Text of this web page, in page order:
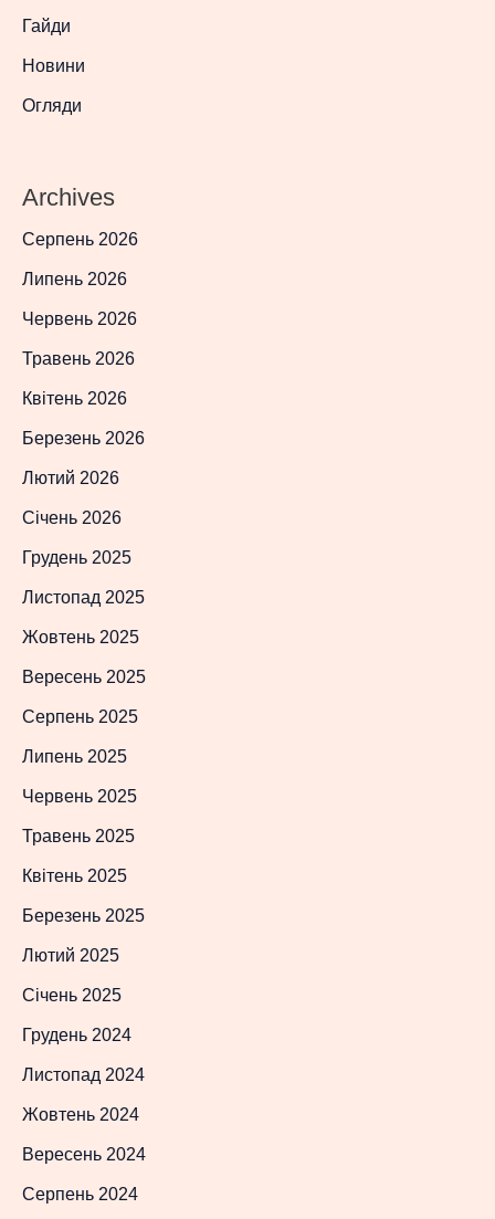
Гайди
Новини
Огляди
Archives
Серпень 2026
Липень 2026
Червень 2026
Травень 2026
Квітень 2026
Березень 2026
Лютий 2026
Січень 2026
Грудень 2025
Листопад 2025
Жовтень 2025
Вересень 2025
Серпень 2025
Липень 2025
Червень 2025
Травень 2025
Квітень 2025
Березень 2025
Лютий 2025
Січень 2025
Грудень 2024
Листопад 2024
Жовтень 2024
Вересень 2024
Серпень 2024